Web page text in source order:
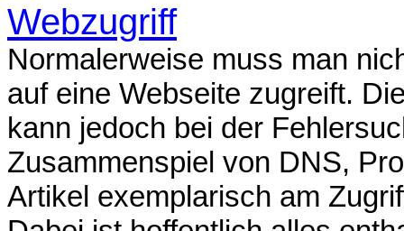
Webzugriff
Normalerweise muss man
auf eine Webseite zugreift.
kann jedoch bei der
Zusammenspiel von DNS,
Artikel exemplarisch am